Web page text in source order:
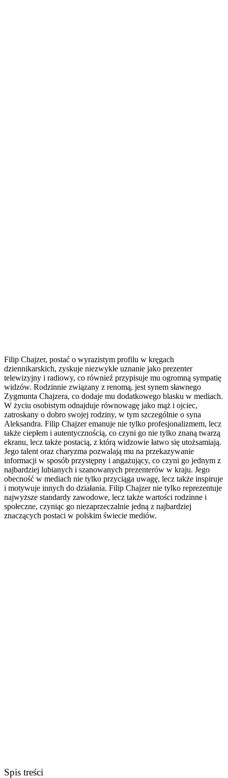
Filip Chajzer, postać o wyrazistym profilu w kręgach
dziennikarskich, zyskuje niezwykłe uznanie jako prezenter
telewizyjny i radiowy, co równieź przypisuje mu ogromną sympatię
widzów. Rodzinnie związany z renomą, jest synem sławnego
Zygmunta Chajzera, co dodaje mu dodatkowego blasku w mediach.
W życiu osobistym odnajduje równowagę jako mąż i ojciec,
zatroskany o dobro swojej rodziny, w tym szczególnie o syna
Aleksandra. Filip Chajzer emanuje nie tylko profesjonalizmem, lecz
także ciepłem i autentycznością, co czyni go nie tylko znaną twarzą
ekranu, lecz także postacią, z którą widzowie łatwo się utożsamiają.
Jego talent oraz charyzma pozwalają mu na przekazywanie
informacji w sposób przystępny i angażujący, co czyni go jednym z
najbardziej lubianych i szanowanych prezenterów w kraju. Jego
obecność w mediach nie tylko przyciąga uwagę, lecz także inspiruje
i motywuje innych do działania. Filip Chajzer nie tylko reprezentuje
najwyższe standardy zawodowe, lecz także wartości rodzinne i
społeczne, czyniąc go niezaprzeczalnie jedną z najbardziej
znaczących postaci w polskim świecie mediów.
Spis treści